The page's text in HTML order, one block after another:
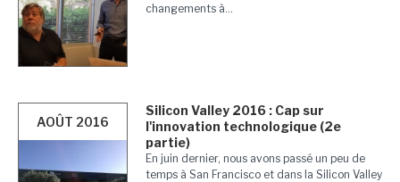
changements à...
AOÛT 2016
Silicon Valley 2016 : Cap sur
l'innovation technologique (2e
partie)
En juin dernier, nous avons passé un peu de
temps à San Francisco et dans la Silicon Valley